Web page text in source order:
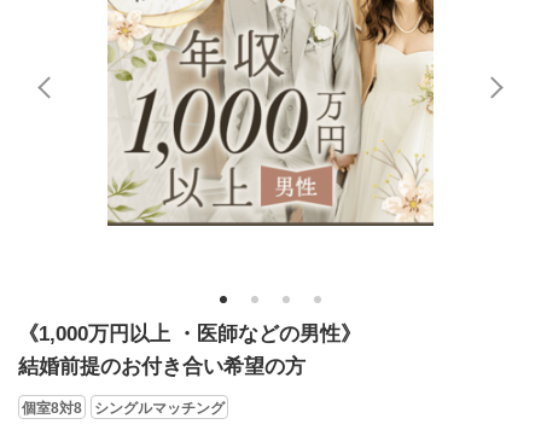
1 2 3 4
《1,000万円以上 ・医師などの男性》
結婚前提のお付き合い希望の方
個室8対8 シングルマッチング